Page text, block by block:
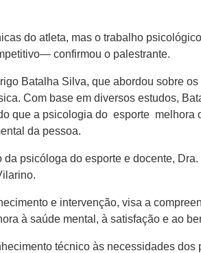
do atleta, mas o trabalho
confirmou o palestrante.
Batalha Silva, que abordou sobre
Com base em diversos estudos,
que a psicologia do esporte melhora
da pessoa.
psicóloga do esporte e docente,
e intervenção, visa a
à saúde mental, à satisfação e ao
técnico às necessidades dos